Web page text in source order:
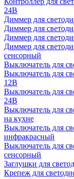
24В
Диммер для
Диммер для
Диммер для
Диммер для
сенсорный
Выключатель для
Выключатель для
12В
Выключатель для
24В
Выключатель для
на кухне
Выключатель для
инфракрасный
Выключатель для
сенсорный
Заглушки для
Крепеж для